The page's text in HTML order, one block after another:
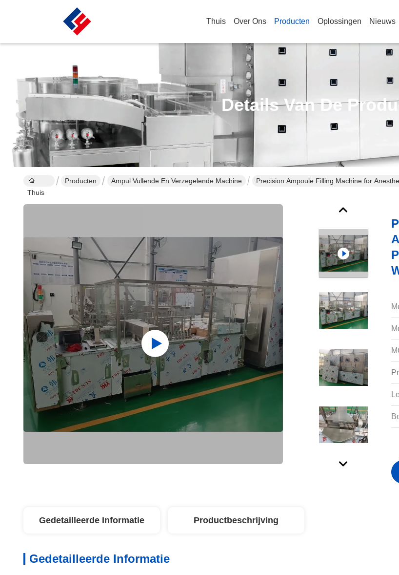
Thuis Over Ons Producten Oplossingen Nieuws
Details Van De
Thuis
Producten Ampul Vullende En Verzegelende Machine
Precision Ampoule Filling Machine for
Gedetailleerde Informatie Productbeschrijving
Gedetailleerde Informatie